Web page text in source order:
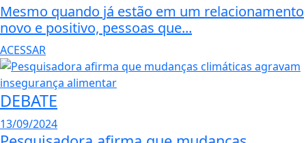
Mesmo quando já estão em um relacionamento
novo e positivo, pessoas que...
ACESSAR
DEBATE
13/09/2024